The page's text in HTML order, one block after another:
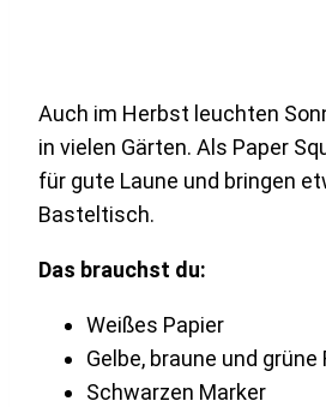
Auch im Herbst leuchten
in vielen Gärten. Als Paper
für gute Laune und bringen
Basteltisch.
Das brauchst du:
Weißes Papier
Gelbe, braune und
Schwarzen Marker